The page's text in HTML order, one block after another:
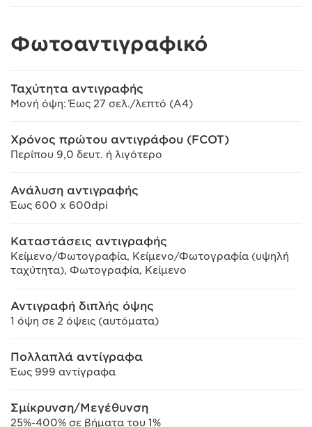
Φωτοαντιγραφικό
Ταχύτητα αντιγραφής
Μονή όψη: Έως 27 σελ./λεπτό (A4)
Χρόνος πρώτου αντιγράφου (FCOT)
Περίπου 9,0 δευτ. ή λιγότερο
Ανάλυση αντιγραφής
Έως 600 x 600dpi
Καταστάσεις αντιγραφής
Κείμενο/Φωτογραφία, Κείμενο/Φωτογραφία (υψηλή
ταχύτητα), Φωτογραφία, Κείμενο
Αντιγραφή διπλής όψης
1 όψη σε 2 όψεις (αυτόματα)
Πολλαπλά αντίγραφα
Έως 999 αντίγραφα
Σμίκρυνση/Μεγέθυνση
25%-400% σε βήματα του 1%